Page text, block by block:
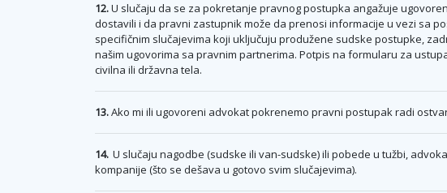
12.U slučaju da se za pokretanje pravnog postupka angažuje
dostavili i da pravni zastupnik može da prenosi informacije u vezi sa
specifičnim slučajevima koji uključuju produžene sudske postupke,
našim ugovorima sa pravnim partnerima. Potpis na formularu za
civilna ili državna tela.
13.Ako mi ili ugovoreni advokat pokrenemo pravni postupak radi
14. U slučaju nagodbe (sudske ili van-sudske) ili pobede u tužbi,
kompanije (što se dešava u gotovo svim slučajevima).